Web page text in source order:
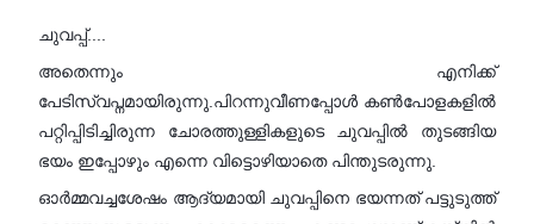
ചുവപ്പ്....
അതെന്നും എനിക്ക്
പേടിസ്വപ്നമായിരുന്നു.പിറന്നുവീണപ്പോൾ കൺപോളകളിൽ
പറ്റിപ്പിടിച്ചിരുന്ന ചോരത്തുള്ളികളുടെ ചുവപ്പിൽ തുടങ്ങിയ
ഭയം ഇപ്പോഴും എന്നെ വിട്ടൊഴിയാതെ പിന്തുടരുന്നു.
ഓർമ്മവച്ചശേഷം ആദ്യമായി ചുവപ്പിനെ ഭയന്നത് പട്ടുടുത്ത്